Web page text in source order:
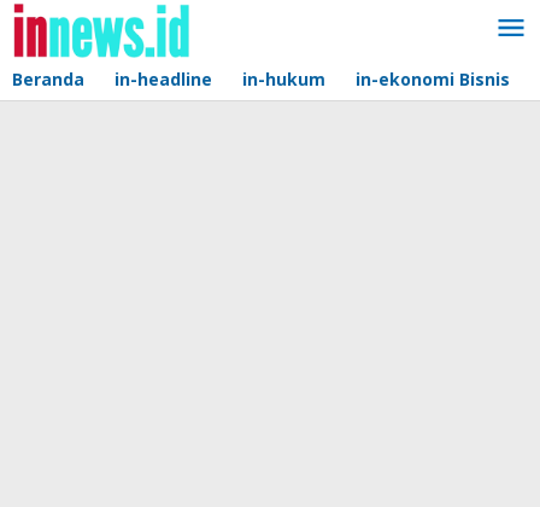
Lewati
konten
Beranda in-headline in-hukum in-ekonomi Bisnis